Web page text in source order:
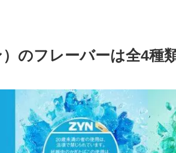
のフレーバーは全4種